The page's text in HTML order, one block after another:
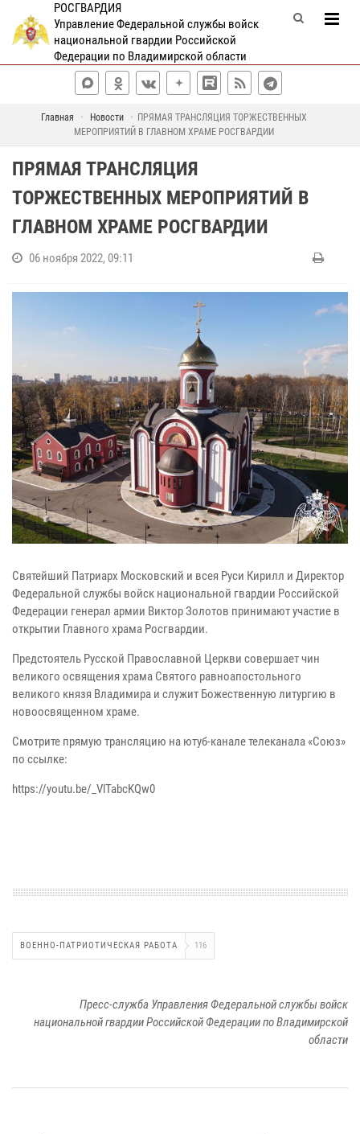
РОСГВАРДИЯ
Управление Федеральной службы войск
национальной гвардии Российской
Федерации по Владимирской области
Главная Новости
ПРЯМАЯ ТРАНСЛЯЦИЯ ТОРЖЕСТВЕННЫХ
МЕРОПРИЯТИЙ В ГЛАВНОМ ХРАМЕ РОСГВАРДИИ
ПРЯМАЯ ТРАНСЛЯЦИЯ
ТОРЖЕСТВЕННЫХ МЕРОПРИЯТИЙ В
ГЛАВНОМ ХРАМЕ РОСГВАРДИИ
06 ноября 2022, 09:11
Святейший Патриарх Московский и всея Руси Кирилл и Директор
Федеральной службы войск национальной гвардии Российской
Федерации генерал армии Виктор Золотов принимают участие в
открытии Главного храма Росгвардии.
Предстоятель Русской Православной Церкви совершает чин
великого освящения храма Святого равноапостольного
великого князя Владимира и служит Божественную литургию в
новоосвященном храме.
Смотрите прямую трансляцию на ютуб-канале телеканала «Союз»
по ссылке:
https://youtu.be/_VlTabcKQw0
ВОЕННО-ПАТРИОТИЧЕСКАЯ РАБОТА 116
Пресс-служба Управления Федеральной службы войск
национальной гвардии Российской Федерации по Владимирской
области